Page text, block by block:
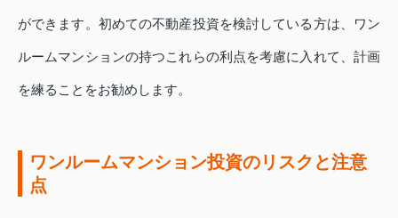
ができます。初めての不動産投資を検討している方は、ワン
ルームマンションの持つこれらの利点を考慮に入れて、計画
を練ることをお勧めします。
ワンルームマンション投資のリスクと注意
点